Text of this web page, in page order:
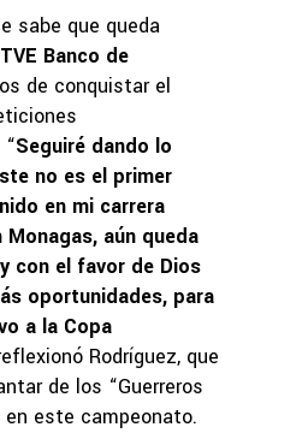
sabe que queda
Banco de
de conquistar el
Seguiré dando lo
no es el primer
en mi carrera
aún queda
con el favor de Dios
oportunidades, para
a la Copa
Rodríguez, que
de los “Guerreros
en este campeonato.